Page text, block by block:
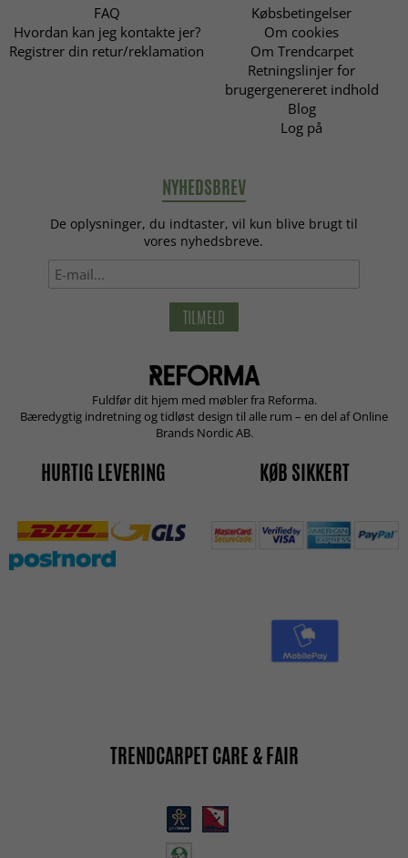
FAQ
Hvordan kan jeg kontakte jer?
Registrer din retur/reklamation
Købsbetingelser
Om cookies
Om Trendcarpet
Retningslinjer for
brugergenereret indhold
Blog
Log på
NYHEDSBREV
De oplysninger, du indtaster, vil kun blive brugt til
vores nyhedsbreve.
TILMELD
Fuldfør dit hjem med møbler fra Reforma.
Bæredygtig indretning og tidløst design til alle rum – en del af Online
Brands Nordic AB.
HURTIG LEVERING KØB SIKKERT
TRENDCARPET CARE & FAIR